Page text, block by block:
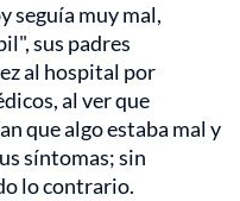
seguía muy mal,
sus padres
al hospital por
al ver que
que algo estaba mal y
síntomas; sin
lo contrario.